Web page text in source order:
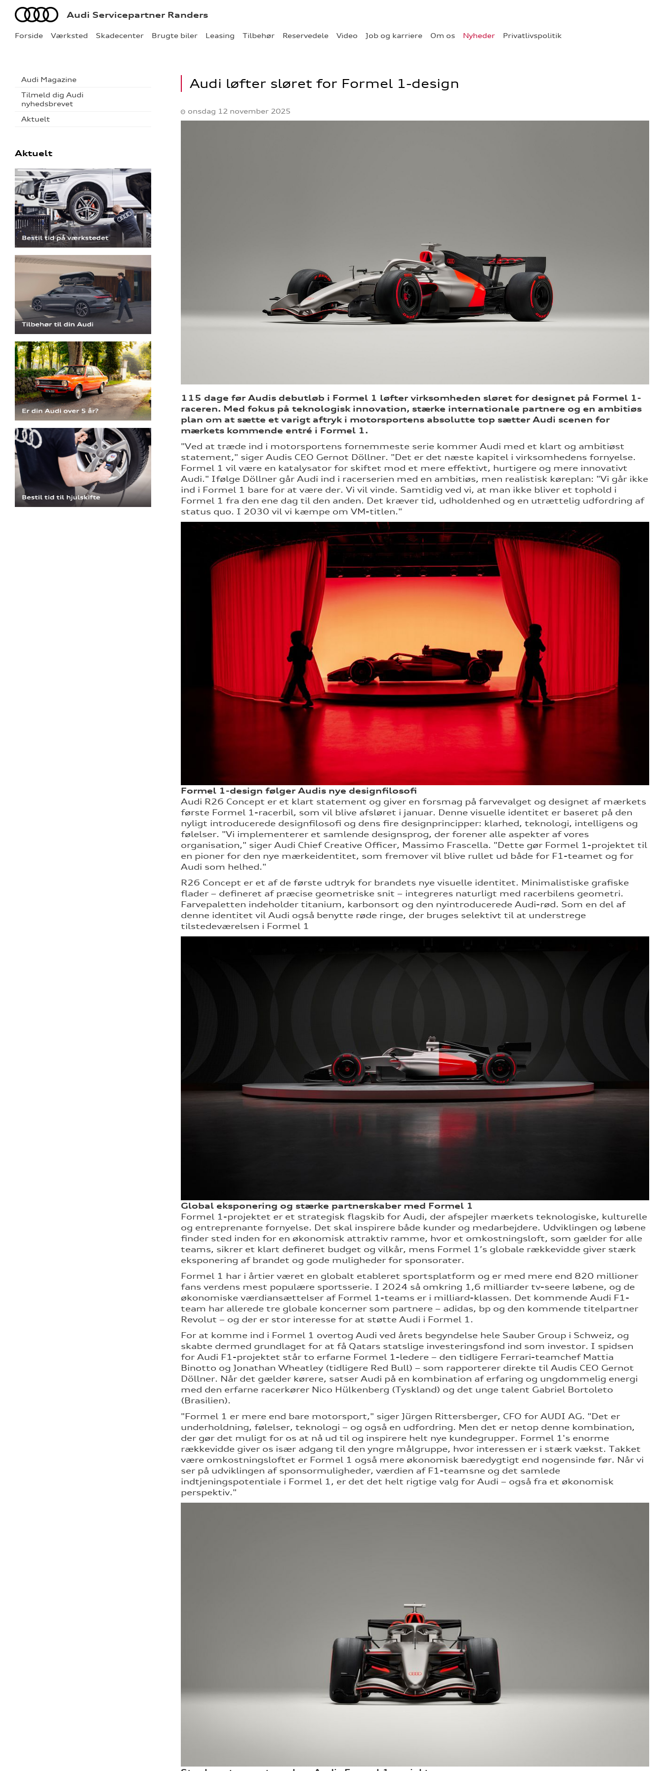
Forside Værksted Skadecenter Brugte biler Leasing Tilbehør Reservedele Video Job og karriere Om os Nyheder Privatlivspolitik
Audi Audi Servicepartner Randers
Audi Magazine
Tilmeld dig Audi
nyhedsbrevet
Aktuelt
Aktuelt
Audi løfter sløret for Formel 1-design
onsdag 12 november 2025
115 dage før Audis debutløb i Formel 1 løfter virksomheden sløret for designet på Formel 1-
raceren. Med fokus på teknologisk innovation, stærke internationale partnere og en ambitiøs
plan om at sætte et varigt aftryk i motorsportens absolutte top sætter Audi scenen for
mærkets kommende entré i Formel 1.
"Ved at træde ind i motorsportens fornemmeste serie kommer Audi med et klart og ambitiøst
statement," siger Audis CEO Gernot Döllner. "Det er det næste kapitel i virksomhedens fornyelse.
Formel 1 vil være en katalysator for skiftet mod et mere effektivt, hurtigere og mere innovativt
Audi." Ifølge Döllner går Audi ind i racerserien med en ambitiøs, men realistisk køreplan: "Vi går ikke
ind i Formel 1 bare for at være der. Vi vil vinde. Samtidig ved vi, at man ikke bliver et tophold i
Formel 1 fra den ene dag til den anden. Det kræver tid, udholdenhed og en utrættelig udfordring af
status quo. I 2030 vil vi kæmpe om VM-titlen."
Formel 1-design følger Audis nye designfilosofi
Audi R26 Concept er et klart statement og giver en forsmag på farvevalget og designet af mærkets
første Formel 1-racerbil, som vil blive afsløret i januar. Denne visuelle identitet er baseret på den
nyligt introducerede designfilosofi og dens fire designprincipper: klarhed, teknologi, intelligens og
følelser. "Vi implementerer et samlende designsprog, der forener alle aspekter af vores
organisation," siger Audi Chief Creative Officer, Massimo Frascella. "Dette gør Formel 1-projektet til
en pioner for den nye mærkeidentitet, som fremover vil blive rullet ud både for F1-teamet og for
Audi som helhed."
R26 Concept er et af de første udtryk for brandets nye visuelle identitet. Minimalistiske grafiske
flader – defineret af præcise geometriske snit – integreres naturligt med racerbilens geometri.
Farvepaletten indeholder titanium, karbonsort og den nyintroducerede Audi-rød. Som en del af
denne identitet vil Audi også benytte røde ringe, der bruges selektivt til at understrege
tilstedeværelsen i Formel 1
Global eksponering og stærke partnerskaber med Formel 1
Formel 1-projektet er et strategisk flagskib for Audi, der afspejler mærkets teknologiske, kulturelle
og entreprenante fornyelse. Det skal inspirere både kunder og medarbejdere. Udviklingen og løbene
finder sted inden for en økonomisk attraktiv ramme, hvor et omkostningsloft, som gælder for alle
teams, sikrer et klart defineret budget og vilkår, mens Formel 1’s globale rækkevidde giver stærk
eksponering af brandet og gode muligheder for sponsorater.
Formel 1 har i årtier været en globalt etableret sportsplatform og er med mere end 820 millioner
fans verdens mest populære sportsserie. I 2024 så omkring 1,6 milliarder tv-seere løbene, og de
økonomiske værdiansættelser af Formel 1-teams er i milliard-klassen. Det kommende Audi F1-
team har allerede tre globale koncerner som partnere – adidas, bp og den kommende titelpartner
Revolut – og der er stor interesse for at støtte Audi i Formel 1.
For at komme ind i Formel 1 overtog Audi ved årets begyndelse hele Sauber Group i Schweiz, og
skabte dermed grundlaget for at få Qatars statslige investeringsfond ind som investor. I spidsen
for Audi F1-projektet står to erfarne Formel 1-ledere – den tidligere Ferrari-teamchef Mattia
Binotto og Jonathan Wheatley (tidligere Red Bull) – som rapporterer direkte til Audis CEO Gernot
Döllner. Når det gælder kørere, satser Audi på en kombination af erfaring og ungdommelig energi
med den erfarne racerkører Nico Hülkenberg (Tyskland) og det unge talent Gabriel Bortoleto
(Brasilien).
"Formel 1 er mere end bare motorsport," siger Jürgen Rittersberger, CFO for AUDI AG. "Det er
underholdning, følelser, teknologi – og også en udfordring. Men det er netop denne kombination,
der gør det muligt for os at nå ud til og inspirere helt nye kundegrupper. Formel 1's enorme
rækkevidde giver os især adgang til den yngre målgruppe, hvor interessen er i stærk vækst. Takket
være omkostningsloftet er Formel 1 også mere økonomisk bæredygtigt end nogensinde før. Når vi
ser på udviklingen af sponsormuligheder, værdien af F1-teamsne og det samlede
indtjeningspotentiale i Formel 1, er det det helt rigtige valg for Audi – også fra et økonomisk
perspektiv."